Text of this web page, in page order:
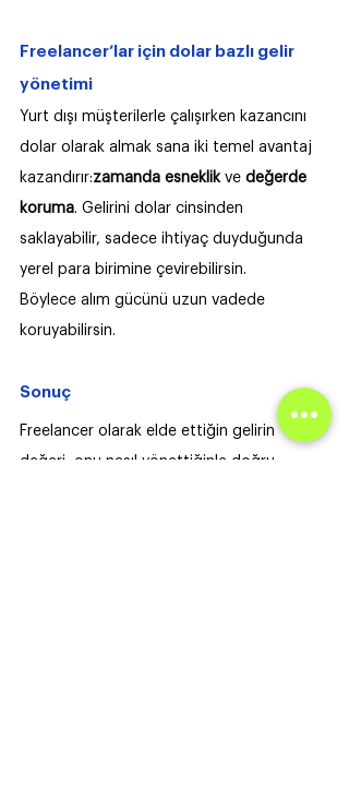
Freelancer’lar için dolar bazlı gelir
yönetimi
Yurt dışı müşterilerle çalışırken kazancını
dolar olarak almak sana iki temel avantaj
kazandırır:zamanda esneklik ve değerde
koruma. Gelirini dolar cinsinden
saklayabilir, sadece ihtiyaç duyduğunda
yerel para birimine çevirebilirsin.
Böylece alım gücünü uzun vadede
koruyabilirsin.
Sonuç
Freelancer olarak elde ettiğin gelirin
değeri, onu nasıl yönettiğinle doğru